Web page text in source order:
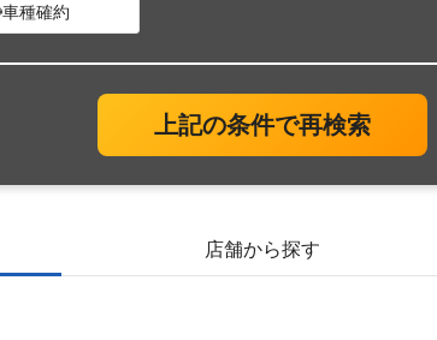
車種確約
上記の条件で再検索
店舗から探す